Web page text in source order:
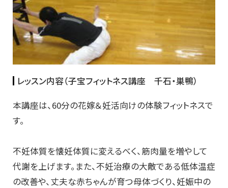
レッスン内容（子宝フィットネス講座 千石・巣鴨）
本講座は、60分の花嫁＆妊活向けの体験フィットネスで
す。
不妊体質を懐妊体質に変えるべく、筋肉量を増やして
代謝を上げます。また、不妊治療の大敵である低体温症
の改善や、丈夫な赤ちゃんが育つ母体づくり、妊娠中の